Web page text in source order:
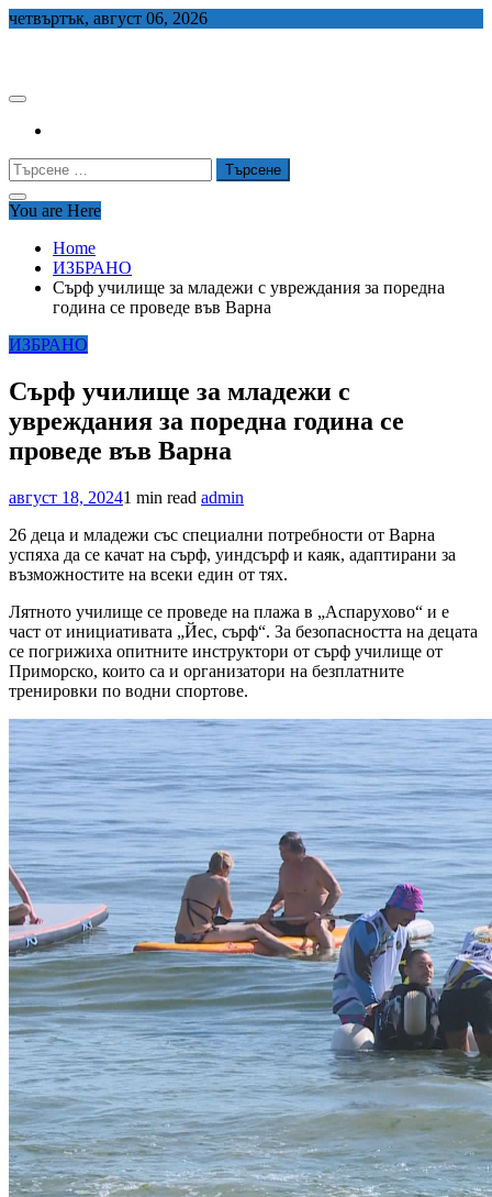
Skip
четвъртък, август 06, 2026
Търсене
за:
You are Here
Home
ИЗБРАНО
Сърф училище за младежи с увреждания за поредна
година се проведе във Варна
ИЗБРАНО
Сърф училище за младежи с
увреждания за поредна година се
проведе във Варна
август 18, 20241 min read admin
26 деца и младежи със специални потребности от Варна
успяха да се качат на сърф, уиндсърф и каяк, адаптирани за
възможностите на всеки един от тях.
Лятното училище се проведе на плажа в „Аспарухово“ и е
част от инициативата „Йес, сърф“. За безопасността на децата
се погрижиха опитните инструктори от сърф училище от
Приморско, които са и организатори на безплатните
тренировки по водни спортове.